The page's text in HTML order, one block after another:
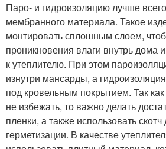
Паро- и гидроизоляцию лучше
мембранного материала. Такое
монтировать сплошным слоем,
проникновения влаги внутрь дома
к утеплителю. При этом
изнутри мансарды, а
под кровельным покрытием. Так
не избежать, то важно делать
пленки, а также использовать
герметизации. В качестве